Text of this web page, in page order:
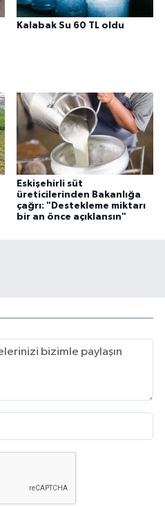
Kalabak Su 60 TL oldu
Eskişehirli süt
üreticilerinden Bakanlığa
çağrı: "Destekleme miktarı
bir an önce açıklansın"